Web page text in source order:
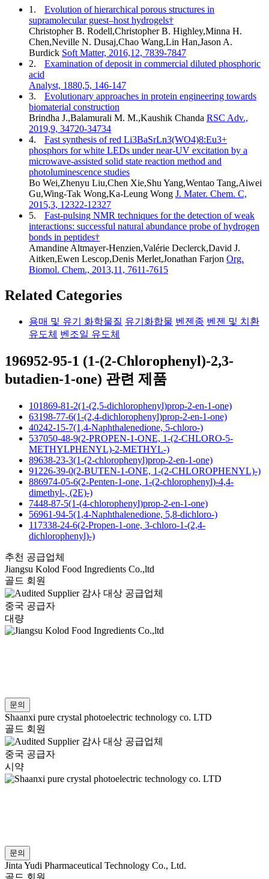
1.
Evolution of hierarchical porous structures in
supramolecular guest–host hydrogels†
Christopher B. Rodell,Christopher B. Highley,Minna H.
Chen,Neville N. Dusaj,Chao Wang,Lin Han,Jason A.
Burdick Soft Matter, 2016,12, 7839-7847
2.
Examination of deposit in commercial diluted phosphoric
acid
Analyst, 1880,5, 146-147
3.
Evolutionary approaches in protein engineering towards
biomaterial construction
Brindha J.,Balamurali M. M.,Kaushik Chanda RSC Adv.,
2019,9, 34720-34734
4.
Fast synthesis of red Li3BaSrLn3(WO4)8:Eu3+
phosphors for white LEDs under near-UV excitation by a
microwave-assisted solid state reaction method and
photoluminescence studies
Bo Wei,Zhenyu Liu,Chen Xie,Shu Yang,Wentao Tang,Aiwei
Gu,Wing-Tak Wong,Ka-Leung Wong J. Mater. Chem. C,
2015,3, 12322-12327
5.
Fast-pulsing NMR techniques for the detection of weak
interactions: successful natural abundance probe of hydrogen
bonds in peptides†
Amandine Altmayer-Henzien,Valérie Declerck,David J.
Aitken,Ewen Lescop,Denis Merlet,Jonathan Farjon Org.
Biomol. Chem., 2013,11, 7611-7615
Related Categories
용매 및 유기 화학물질 유기화합물 벤젠종 벤젠 및 치환
유도체 벤조일 유도체
196952-95-1 (1-(2-Chlorophenyl)-2,3-
butadien-1-one) 관련 제품
101869-81-2(1-(2,5-dichlorophenyl)prop-2-en-1-one)
63198-77-6(1-(2,4-dichlorophenyl)prop-2-en-1-one)
40242-15-7(1,4-Naphthalenedione, 5-chloro-)
537050-48-9(2-PROPEN-1-ONE, 1-(2-CHLORO-5-
METHYLPHENYL)-2-METHYL-)
89638-23-3(1-(2-chlorophenyl)prop-2-en-1-one)
91226-39-0(2-BUTEN-1-ONE, 1-(2-CHLOROPHENYL)-)
886974-05-6(2-Penten-1-one, 1-(2-chlorophenyl)-4,4-
dimethyl-, (2E)-)
7448-87-5(1-(4-chlorophenyl)prop-2-en-1-one)
56961-94-5(1,4-Naphthalenedione, 5,8-dichloro-)
117338-24-6(2-Propen-1-one, 3-chloro-1-(2,4-
dichlorophenyl)-)
추천 공급업체
Jiangsu Kolod Food Ingredients Co.,ltd
골드 회원
감사 대상 공급업체
중국 공급자
대량
문의
Shaanxi pure crystal photoelectric technology co. LTD
골드 회원
감사 대상 공급업체
중국 공급자
시약
문의
Jinta Yudi Pharmaceutical Technology Co., Ltd.
골드 회원